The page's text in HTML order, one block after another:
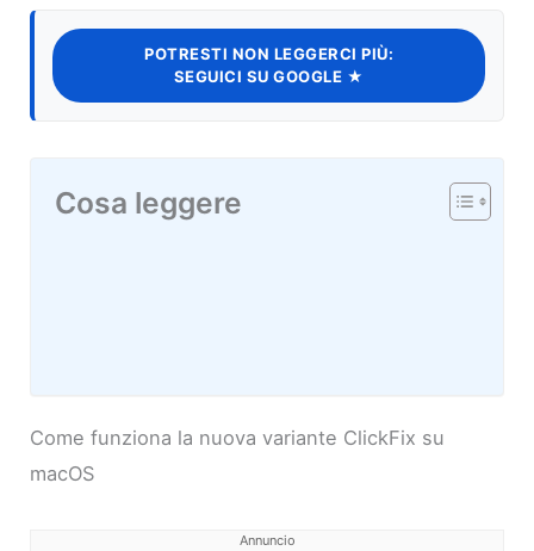
POTRESTI NON LEGGERCI PIÙ:
SEGUICI SU GOOGLE ★
Cosa leggere
Come funziona la nuova variante ClickFix su
macOS
Annuncio